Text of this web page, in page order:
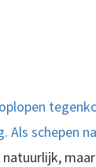
schepen